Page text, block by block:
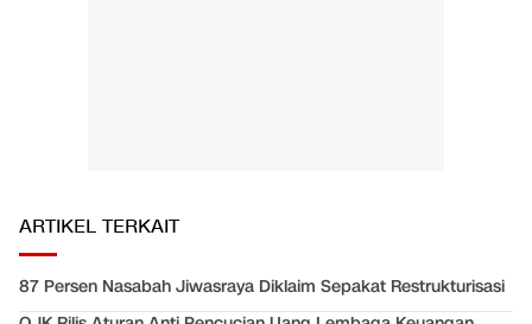
ARTIKEL TERKAIT
87 Persen Nasabah Jiwasraya Diklaim Sepakat Restrukturisasi